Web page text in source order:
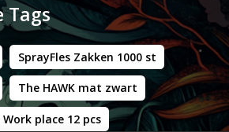
Tags
SprayFles Zakken 1000 st
The HAWK mat zwart
place 12 pcs